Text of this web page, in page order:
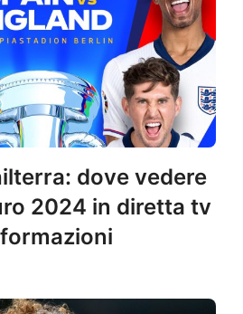
dove vedere
2024 in diretta tv